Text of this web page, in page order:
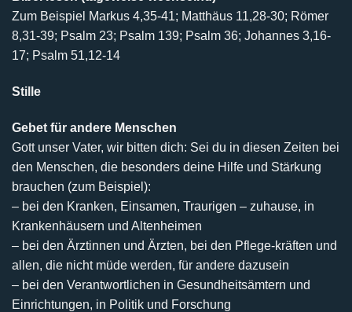
Zum Beispiel Markus 4,35-41; Matthäus 11,28-30; Römer
8,31-39; Psalm 23; Psalm 139; Psalm 36; Johannes 3,16-
17; Psalm 51,12-14
Stille
Gebet für andere Menschen
Gott unser Vater, wir bitten dich: Sei du in diesen Zeiten bei
den Menschen, die besonders deine Hilfe und Stärkung
brauchen (zum Beispiel):
– bei den Kranken, Einsamen, Traurigen – zuhause, in
Krankenhäusern und Altenheimen
– bei den Ärztinnen und Ärzten, bei den Pflege-kräften und
allen, die nicht müde werden, für andere dazusein
– bei den Verantwortlichen in Gesundheitsämtern und
Einrichtungen, in Politik und Forschung